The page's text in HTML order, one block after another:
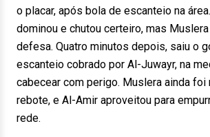
o placar, após bola de escanteio na
dominou e chutou certeiro, mas
defesa. Quatro minutos depois, saiu o
escanteio cobrado por Al-Juwayr, na
cabecear com perigo. Muslera ainda foi
rebote, e Al-Amir aproveitou para
rede.